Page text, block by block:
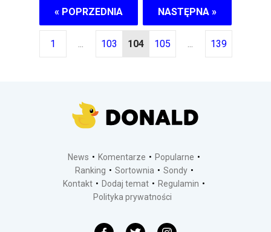
« POPRZEDNIA NASTĘPNA »
1 ... 103 104 105 ... 139
News Komentarze
Popularne
Ranking
Sortownia
Sondy
Kontakt
Dodaj temat
Regulamin
Polityka prywatności